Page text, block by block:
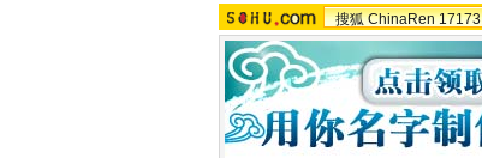
搜狐 ChinaRen 17173